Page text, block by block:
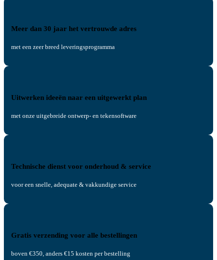
Meer dan 30 jaar het vertrouwde adres
met een zeer breed leveringsprogramma
Uitwerken ideeën naar een uitgewerkt plan
met onze uitgebreide ontwerp- en tekensoftware
Technische dienst voor onderhoud & service
voor een snelle, adequate & vakkundige service
Gratis verzending voor alle bestellingen
boven €350, anders €15 kosten per bestelling